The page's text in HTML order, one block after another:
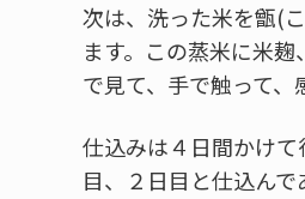
次は、洗った米を甑(
ます。この蒸米に米
で見て、手で触って
仕込みは４日間かけ
目、２日目と仕込ん